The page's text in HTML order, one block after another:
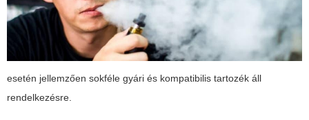
esetén jellemzően sokféle gyári és kompatibilis tartozék áll
rendelkezésre.